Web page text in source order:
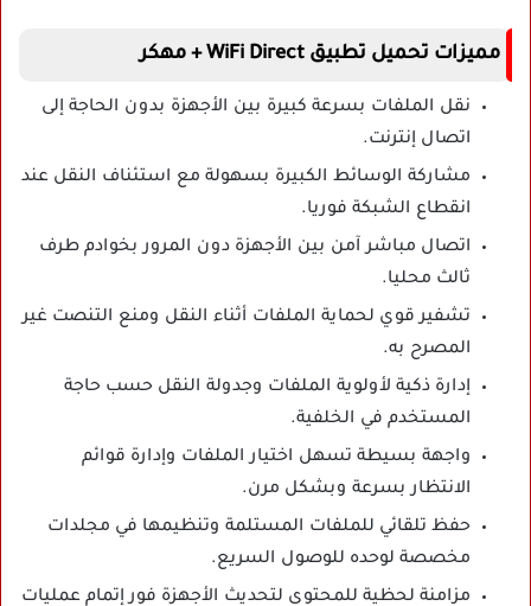
مميزات تحميل تطبيق WiFi Direct + مهكر
نقل الملفات بسرعة كبيرة بين الأجهزة بدون الحاجة إلى
اتصال إنترنت.
مشاركة الوسائط الكبيرة بسهولة مع استئناف النقل عند
انقطاع الشبكة فوريا.
اتصال مباشر آمن بين الأجهزة دون المرور بخوادم طرف
ثالث محليا.
تشفير قوي لحماية الملفات أثناء النقل ومنع التنصت غير
المصرح به.
إدارة ذكية لأولوية الملفات وجدولة النقل حسب حاجة
المستخدم في الخلفية.
واجهة بسيطة تسهل اختيار الملفات وإدارة قوائم
الانتظار بسرعة وبشكل مرن.
حفظ تلقائي للملفات المستلمة وتنظيمها في مجلدات
مخصصة لوحده للوصول السريع.
مزامنة لحظية للمحتوى لتحديث الأجهزة فور إتمام عمليات